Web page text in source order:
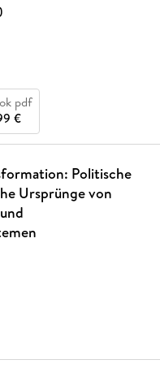
pdf
€
Politische
Ursprünge von